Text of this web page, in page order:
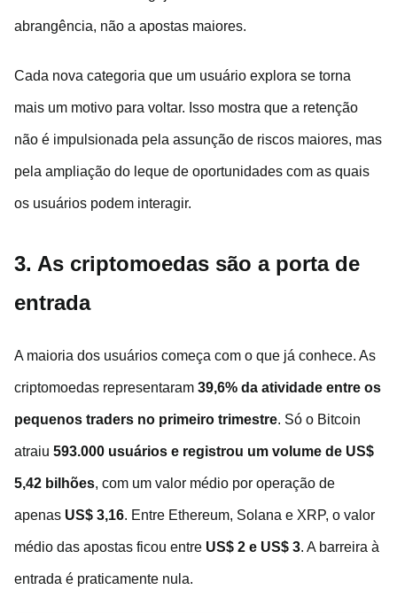
abrangência, não a apostas maiores.
Cada nova categoria que um usuário explora se torna
mais um motivo para voltar. Isso mostra que a retenção
não é impulsionada pela assunção de riscos maiores, mas
pela ampliação do leque de oportunidades com as quais
os usuários podem interagir.
3. As criptomoedas são a porta de
entrada
A maioria dos usuários começa com o que já conhece. As
criptomoedas representaram 39,6% da atividade entre os
pequenos traders no primeiro trimestre. Só o Bitcoin
atraiu 593.000 usuários e registrou um volume de US$
5,42 bilhões, com um valor médio por operação de
apenas US$ 3,16. Entre Ethereum, Solana e XRP, o valor
médio das apostas ficou entre US$ 2 e US$ 3. A barreira à
entrada é praticamente nula.